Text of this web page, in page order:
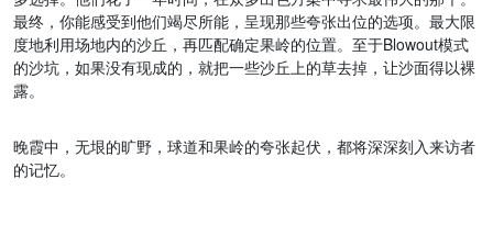
最终，你能感受到他们竭尽所能，呈现那些夸张出位的选项。最大限
度地利用场地内的沙丘，再匹配确定果岭的位置。至于Blowout模式
的沙坑，如果没有现成的，就把一些沙丘上的草去掉，让沙面得以裸
露。
晚霞中，无垠的旷野，球道和果岭的夸张起伏，都将深深刻入来访者
的记忆。